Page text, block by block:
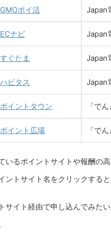
GMOポイ活 Japan
ECナビ Japan
すぐたま Japan
ハピタス Japan
ポイントタウン 「で
ポイント広場 「で
いるポイントサイトや報酬の
ントサイト名をクリックする
サイト経由で申し込んでみた